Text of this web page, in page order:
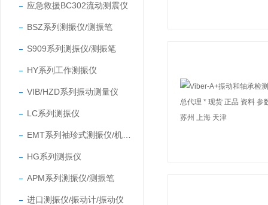
应急救援BC302流动测震仪
BSZ系列测振仪/测振笔
S909系列测振仪/测振笔
HY系列工作测振仪
VIB/HZD系列振动测量仪
LC系列测振仪
HG系列测振仪
APM系列测振仪/测振笔
进口测振仪/振动计/振动仪